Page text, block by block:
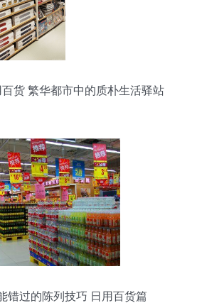
货 繁华都市中的质朴生活驿站
错过的陈列技巧 日用百货篇